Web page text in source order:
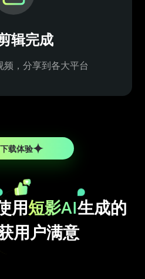
辑完成
，分享到各大平台
载体验
用短影AI生成的
用户满意